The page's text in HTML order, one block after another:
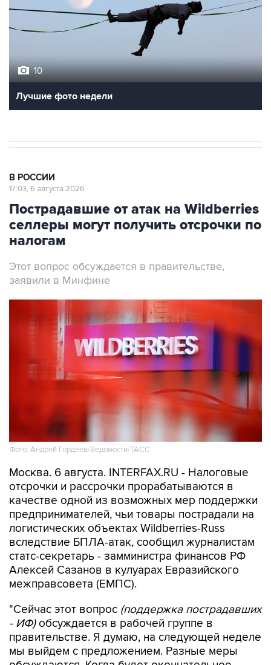
10
Лучшие фото недели
В РОССИИ
17:03, 6 августа 2026
Пострадавшие от атак на Wildberries
селлеры могут получить отсрочки по
налогам
Этот вопрос обсуждается в правительстве,
заявили в Минфине
Фото: Андрей Гордеев/Ведомости/ТАСС
Москва. 6 августа. INTERFAX.RU - Налоговые
отсрочки и рассрочки прорабатываются в
качестве одной из возможных мер поддержки
предпринимателей, чьи товары пострадали на
логистических объектах Wildberries-Russ
вследствие БПЛА-атак, сообщил журналистам
статс-секретарь - замминистра финансов РФ
Алексей Сазанов в кулуарах Евразийского
межправсовета (ЕМПС).
"Сейчас этот вопрос (поддержка пострадавших
- ИФ)обсуждается в рабочей группе в
правительстве. Я думаю, на следующей неделе
мы выйдем с предложением. Разные меры